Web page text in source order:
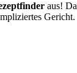
aus!
Gericht.